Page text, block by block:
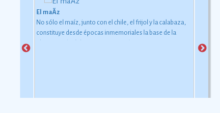
El maÃ­z
No sólo el maíz, junto con el chile, el frijol y la calabaza,
constituye desde épocas inmemoriales la base de la